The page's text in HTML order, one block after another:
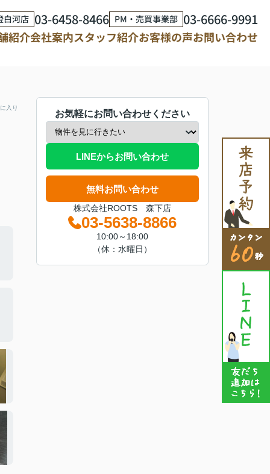
白河店 03-6458-8466 PM・売買事業部 03-6666-9991
紹介会社案内スタッフ紹介お客様の声お問い合わせ
入り
お気軽にお問い合わせください
LINEからお問い合わせ
無料お問い合わせ
株式会社ROOTS 森下店
03-5638-8866
10:00～18:00
（休：水曜日）